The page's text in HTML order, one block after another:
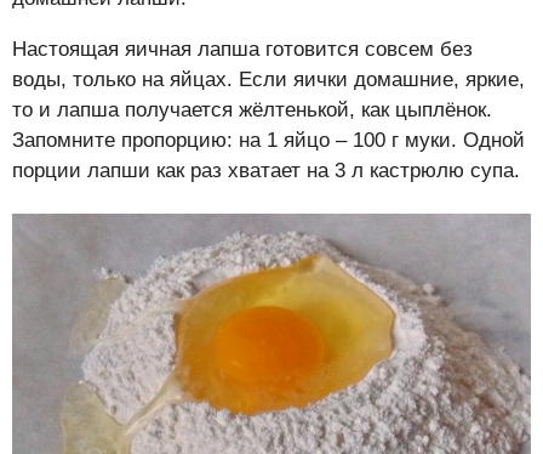
Настоящая яичная лапша готовится совсем без
воды, только на яйцах. Если яички домашние, яркие,
то и лапша получается жёлтенькой, как цыплёнок.
Запомните пропорцию: на 1 яйцо – 100 г муки. Одной
порции лапши как раз хватает на 3 л кастрюлю супа.